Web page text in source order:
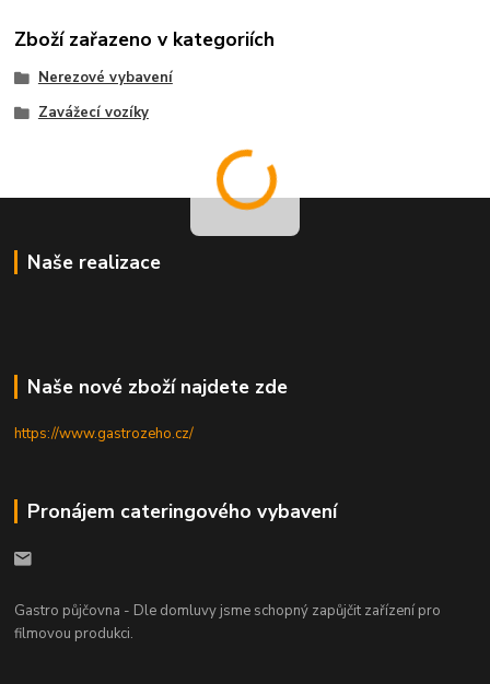
Zboží zařazeno v kategoriích
Nerezové vybavení
Zavážecí vozíky
Naše realizace
Naše nové zboží najdete zde
https://www.gastrozeho.cz/
Pronájem cateringového vybavení
Gastro půjčovna - Dle domluvy jsme schopný zapůjčit zařízení pro
filmovou produkci.